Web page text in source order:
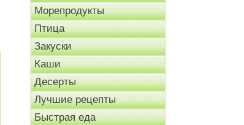
Морепродукты
Птица
Закуски
Каши
Десерты
Лучшие рецепты
Быстрая еда